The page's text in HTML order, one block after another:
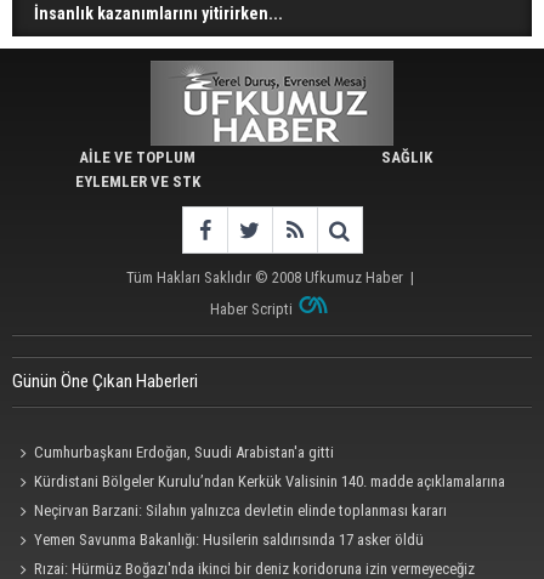
İnsanlık kazanımlarını yitirirken...
AİLE VE TOPLUM
EYLEMLER VE STK
SAĞLIK
Tüm Hakları Saklıdır © 2008 Ufkumuz Haber |
Haber Scripti
Günün Öne Çıkan Haberleri
Cumhurbaşkanı Erdoğan, Suudi Arabistan'a gitti
Kürdistani Bölgeler Kurulu’ndan Kerkük Valisinin 140. madde açıklamalarına
tepkiNeçirvan Barzani: Silahın yalnızca devletin elinde toplanması kararı
uygulanmalı
Yemen Savunma Bakanlığı: Husilerin saldırısında 17 asker öldü
Rızai: Hürmüz Boğazı'nda ikinci bir deniz koridoruna izin vermeyeceğiz